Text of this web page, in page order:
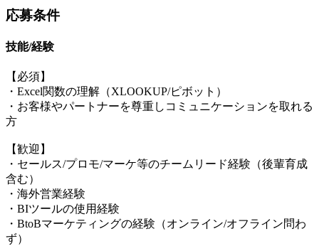
応募条件
技能/経験
【必須】
・Excel関数の理解（XLOOKUP/ピボット）
・お客様やパートナーを尊重しコミュニケーションを取れる
方
【歓迎】
・セールス/プロモ/マーケ等のチームリード経験（後輩育成
含む）
・海外営業経験
・BIツールの使用経験
・BtoBマーケティングの経験（オンライン/オフライン問わ
ず）